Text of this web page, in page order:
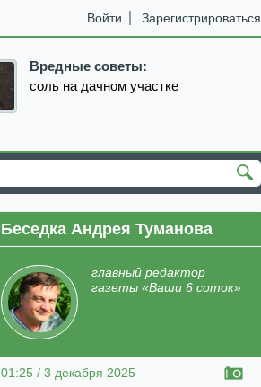
Войти Зарегистрироваться
Вредные советы:
соль на дачном участке
декабрь январь февраль
Беседка Андрея Туманова
главный редактор
газеты «Ваши 6 соток»
01:25 / 3 декабря 2025